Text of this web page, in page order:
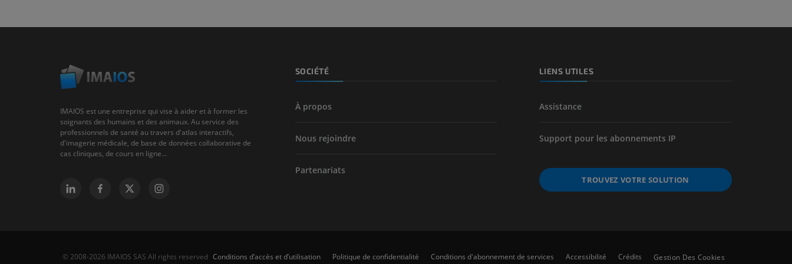
IMAIOS est une entreprise qui vise à aider et à former les
soignants des humains et des animaux. Au service des
professionnels de santé au travers d'atlas interactifs,
d'imagerie médicale, de base de données collaborative de
cas cliniques, de cours en ligne...
SOCIÉTÉ
À propos
Nous rejoindre
Partenariats
LIENS UTILES
Assistance
Support pour les abonnements IP
TROUVEZ VOTRE SOLUTION
© 2008-2026 IMAIOS SAS All rights reserved Conditions d’accès et d’utilisation Politique de confidentialité Conditions d'abonnement de services Accessibilité Crédits Gestion Des Cookies